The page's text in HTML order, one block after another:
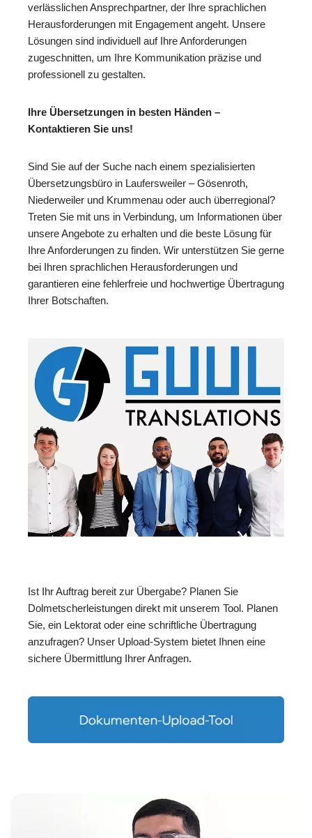
verlässlichen Ansprechpartner, der Ihre sprachlichen
Herausforderungen mit Engagement angeht. Unsere
Lösungen sind individuell auf Ihre Anforderungen
zugeschnitten, um Ihre Kommunikation präzise und
professionell zu gestalten.
Ihre Übersetzungen in besten Händen –
Kontaktieren Sie uns!
Sind Sie auf der Suche nach einem spezialisierten
Übersetzungsbüro in Laufersweiler – Gösenroth,
Niederweiler und Krummenau oder auch überregional?
Treten Sie mit uns in Verbindung, um Informationen über
unsere Angebote zu erhalten und die beste Lösung für
Ihre Anforderungen zu finden. Wir unterstützen Sie gerne
bei Ihren sprachlichen Herausforderungen und
garantieren eine fehlerfreie und hochwertige Übertragung
Ihrer Botschaften.
Ist Ihr Auftrag bereit zur Übergabe? Planen Sie
Dolmetscherleistungen direkt mit unserem Tool. Planen
Sie, ein Lektorat oder eine schriftliche Übertragung
anzufragen? Unser Upload-System bietet Ihnen eine
sichere Übermittlung Ihrer Anfragen.